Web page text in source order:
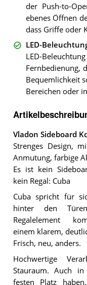
der Push-to-
ebenes Öffnen
dass Griffe oder
LED-
LED-
Fernbedienung,
Bequemlichkeit
Bereichen oder
Vladon Sideboard
Strenges Design,
Anmutung, farbige
Es ist kein
kein Regal: Cuba
Cuba spricht für
hinter den
Regalelement
einem klarem,
Frisch, neu, anders.
Hochwertige
Stauraum. Auch
festen Platz